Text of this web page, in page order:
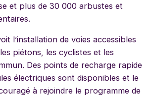
et plus de 30 000 arbustes et
l’installation de voies accessibles
piétons, les cyclistes et les
Des points de recharge rapide
électriques sont disponibles et le
à rejoindre le programme de